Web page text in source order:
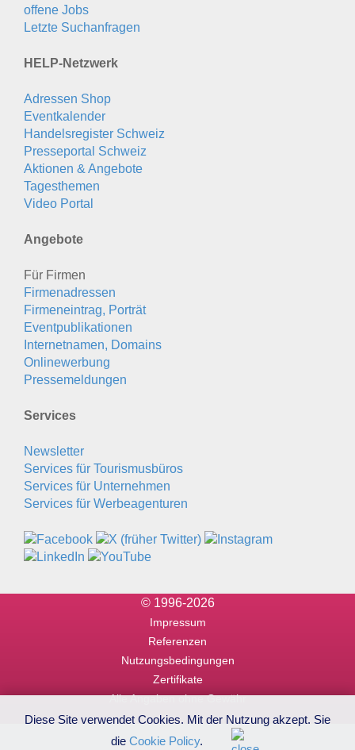
offene Jobs
Letzte Suchanfragen
HELP-Netzwerk
Adressen Shop
Eventkalender
Handelsregister Schweiz
Presseportal Schweiz
Aktionen & Angebote
Tagesthemen
Video Portal
Angebote
Für Firmen
Firmenadressen
Firmeneintrag, Porträt
Eventpublikationen
Internetnamen, Domains
Onlinewerbung
Pressemeldungen
Services
Newsletter
Services für Tourismusbüros
Services für Unternehmen
Services für Werbeagenturen
© 1996-2026
Impressum
Referenzen
Nutzungsbedingungen
Zertifikate
Alle Angaben ohne Gewähr
Diese Site verwendet Cookies. Mit der Nutzung akzept. Sie
die Cookie Policy.